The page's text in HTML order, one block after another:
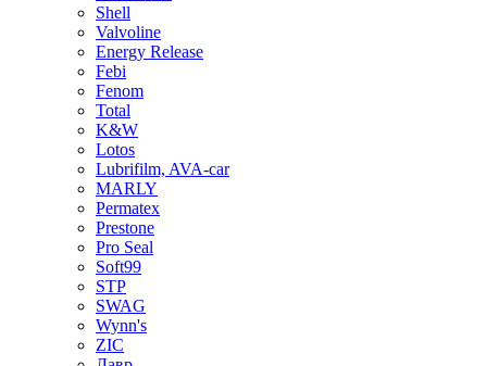
Shell
Valvoline
Energy Release
Febi
Fenom
Total
K&W
Lotos
Lubrifilm, AVA-car
MARLY
Permatex
Prestone
Pro Seal
Soft99
STP
SWAG
Wynn's
ZIC